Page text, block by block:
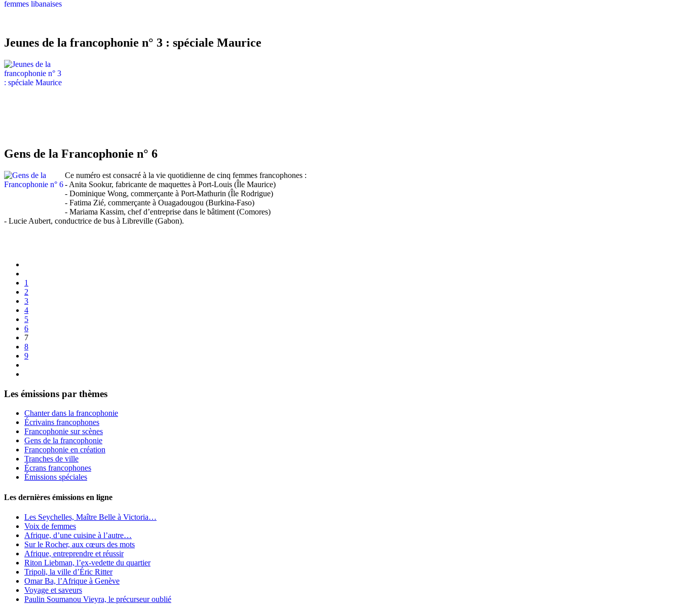
Jeunes de la francophonie n° 3 : spéciale Maurice
Gens de la Francophonie n° 6
Ce numéro est consacré à la vie quotidienne de cinq femmes francophones :
- Anita Sookur, fabricante de maquettes à Port-Louis (Île Maurice)
- Dominique Wong, commerçante à Port-Mathurin (Île Rodrigue)
- Fatima Zié, commerçante à Ouagadougou (Burkina-Faso)
- Mariama Kassim, chef d’entreprise dans le bâtiment (Comores)
- Lucie Aubert, conductrice de bus à Libreville (Gabon).
1
2
3
4
5
6
7
8
9
Les émissions par thèmes
Chanter dans la francophonie
Écrivains francophones
Francophonie sur scènes
Gens de la francophonie
Francophonie en création
Tranches de ville
Écrans francophones
Émissions spéciales
Les dernières émissions en ligne
Les Seychelles, Maître Belle à Victoria…
Voix de femmes
Afrique, d’une cuisine à l’autre…
Sur le Rocher, aux cœurs des mots
Afrique, entreprendre et réussir
Riton Liebman, l’ex-vedette du quartier
Tripoli, la ville d’Éric Ritter
Omar Ba, l’Afrique à Genève
Voyage et saveurs
Paulin Soumanou Vieyra, le précurseur oublié